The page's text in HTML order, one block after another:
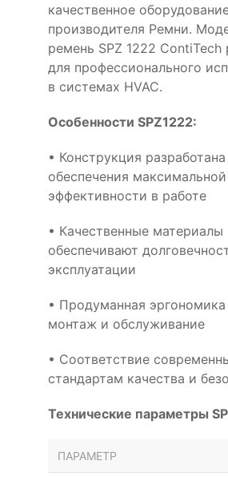
качественное
производителя Ремни.
ремень SPZ 1222 ContiTech
для профессионального
в системах HVAC.
Особенности SPZ1222:
• Конструкция
обеспечения максимальной
эффективности в работе
• Качественные материалы
обеспечивают
эксплуатации
• Продуманная
монтаж и обслуживание
• Соответствие
стандартам качества и
Технические параметры
ПАРАМЕТР